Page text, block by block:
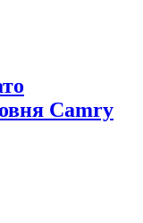
Camry